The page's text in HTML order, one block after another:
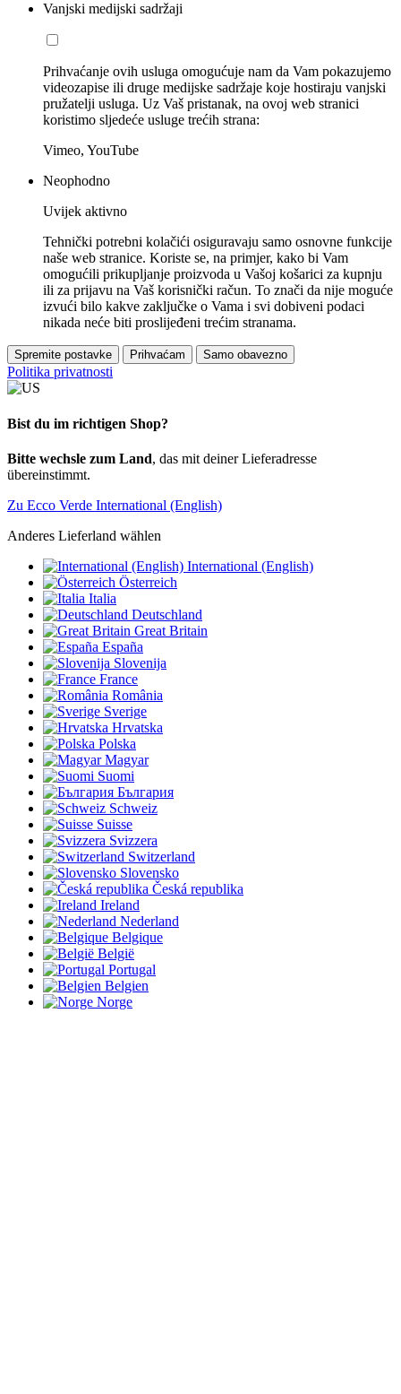
Vanjski medijski sadržaji
Prihvaćanje ovih usluga omogućuje nam da Vam pokazujemo
videozapise ili druge medijske sadržaje koje hostiraju vanjski
pružatelji usluga. Uz Vaš pristanak, na ovoj web stranici
koristimo sljedeće usluge trećih strana:
Vimeo, YouTube
Neophodno
Uvijek aktivno
Tehnički potrebni kolačići osiguravaju samo osnovne funkcije
naše web stranice. Koriste se, na primjer, kako bi Vam
omogućili prikupljanje proizvoda u Vašoj košarici za kupnju
ili za prijavu na Vaš korisnički račun. To znači da nije moguće
izvući bilo kakve zaključke o Vama i svi dobiveni podaci
nikada neće biti proslijeđeni trećim stranama.
Spremite postavke Prihvaćam Samo obavezno
Politika privatnosti
Bist du im richtigen Shop?
Bitte wechsle zum Land, das mit deiner Lieferadresse
übereinstimmt.
Zu Ecco Verde International (English)
Anderes Lieferland wählen
International (English)
Österreich
Italia
Deutschland
Great Britain
España
Slovenija
France
România
Sverige
Hrvatska
Polska
Magyar
Suomi
България
Schweiz
Suisse
Svizzera
Switzerland
Slovensko
Česká republika
Ireland
Nederland
Belgique
België
Portugal
Belgien
Norge